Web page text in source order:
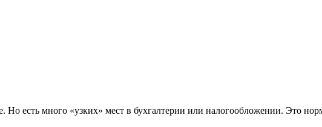
Но есть много «узких» мест в бухгалтерии или налогообложении. Это